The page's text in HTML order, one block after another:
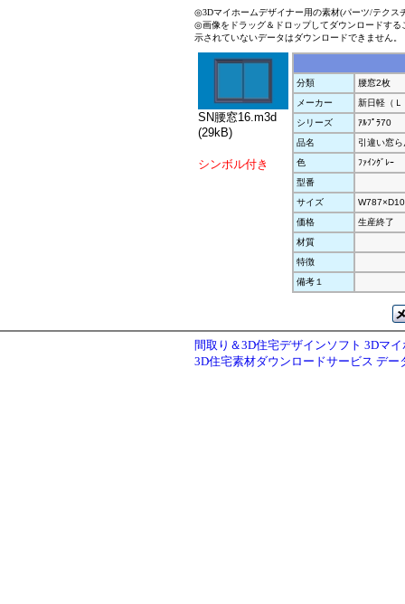
◎3Dマイホームデザイナー用の素材(パーツ/テクス
◎画像をドラッグ＆ドロップしてダウンロードす
示されていないデータはダウンロードできません。
SN腰窓16.m3d
(29kB)
シンボル付き
分類
腰窓2枚
メーカー
新日軽（
シリーズ
ｱﾙﾌﾟﾗ70
品名
引違い窓ら
色
ﾌｧｲﾝｸﾞﾚｰ
型番
サイズ
価格
生産終了
材質
特徴
備考１
間取り＆3D住宅デザインソフト 3Dマ
3D住宅素材ダウンロードサービス デー